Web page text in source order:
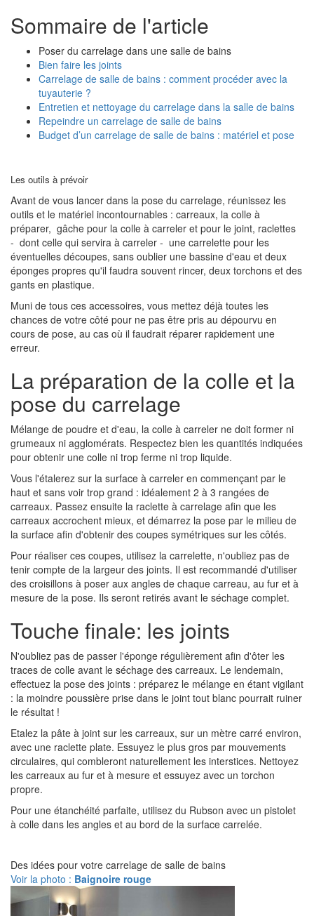
Sommaire de l'article
Poser du carrelage dans une salle de bains
Bien faire les joints
Carrelage de salle de bains : comment procéder avec la
tuyauterie ?
Entretien et nettoyage du carrelage dans la salle de bains
Repeindre un carrelage de salle de bains
Budget d’un carrelage de salle de bains : matériel et pose
Les outils à prévoir
Avant de vous lancer dans la pose du carrelage, réunissez les
outils et le matériel incontournables : carreaux, la colle à
préparer, gâche pour la colle à carreler et pour le joint, raclettes
- dont celle qui servira à carreler - une carrelette pour les
éventuelles découpes, sans oublier une bassine d'eau et deux
éponges propres qu'il faudra souvent rincer, deux torchons et des
gants en plastique.
Muni de tous ces accessoires, vous mettez déjà toutes les
chances de votre côté pour ne pas être pris au dépourvu en
cours de pose, au cas où il faudrait réparer rapidement une
erreur.
La préparation de la colle et la
pose du carrelage
Mélange de poudre et d'eau, la colle à carreler ne doit former ni
grumeaux ni agglomérats. Respectez bien les quantités indiquées
pour obtenir une colle ni trop ferme ni trop liquide.
Vous l'étalerez sur la surface à carreler en commençant par le
haut et sans voir trop grand : idéalement 2 à 3 rangées de
carreaux. Passez ensuite la raclette à carrelage afin que les
carreaux accrochent mieux, et démarrez la pose par le milieu de
la surface afin d'obtenir des coupes symétriques sur les côtés.
Pour réaliser ces coupes, utilisez la carrelette, n'oubliez pas de
tenir compte de la largeur des joints. Il est recommandé d'utiliser
des croisillons à poser aux angles de chaque carreau, au fur et à
mesure de la pose. Ils seront retirés avant le séchage complet.
Touche finale: les joints
N'oubliez pas de passer l'éponge régulièrement afin d'ôter les
traces de colle avant le séchage des carreaux. Le lendemain,
effectuez la pose des joints : préparez le mélange en étant vigilant
: la moindre poussière prise dans le joint tout blanc pourrait ruiner
le résultat !
Etalez la pâte à joint sur les carreaux, sur un mètre carré environ,
avec une raclette plate. Essuyez le plus gros par mouvements
circulaires, qui combleront naturellement les interstices. Nettoyez
les carreaux au fur et à mesure et essuyez avec un torchon
propre.
Pour une étanchéité parfaite, utilisez du Rubson avec un pistolet
à colle dans les angles et au bord de la surface carrelée.
Des idées pour votre carrelage de salle de bains
Voir la photo : Baignoire rouge